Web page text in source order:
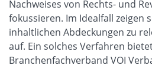
Nachweises von Rechts- und
fokussieren. Im Idealfall zeigen
inhaltlichen Abdeckungen zu
auf. Ein solches Verfahren
Branchenfachverband VOI